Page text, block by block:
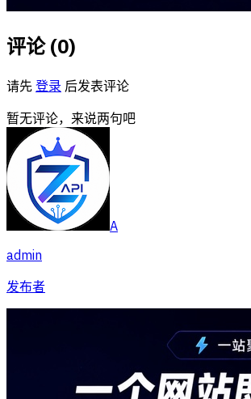
评论 (0)
请先 登录 后发表评论
暂无评论，来说两句吧
A
admin
发布者